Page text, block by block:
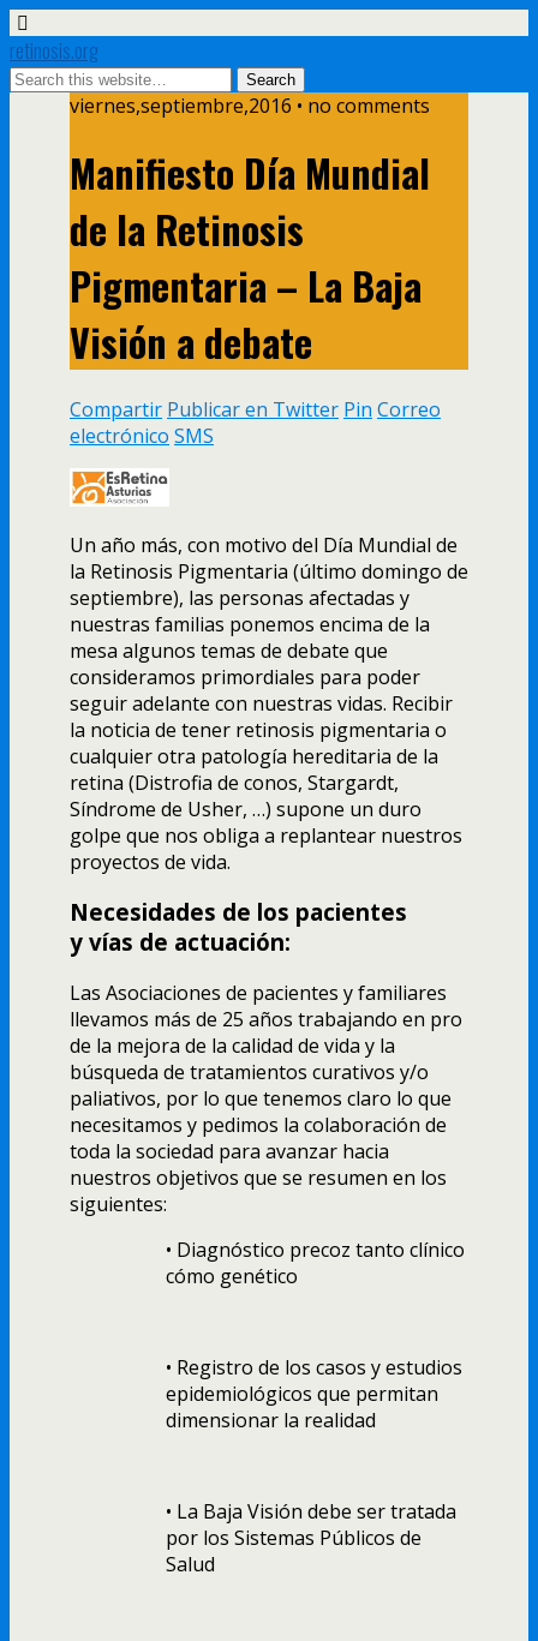
retinosis.org
viernes,septiembre,2016 • no comments
Manifiesto Día Mundial
de la Retinosis
Pigmentaria – La Baja
Visión a debate
Compartir Publicar en Twitter Pin Correo
electrónico SMS
Un año más, con motivo del Día Mundial de
la Retinosis Pigmentaria (último domingo de
septiembre), las personas afectadas y
nuestras familias ponemos encima de la
mesa algunos temas de debate que
consideramos primordiales para poder
seguir adelante con nuestras vidas. Recibir
la noticia de tener retinosis pigmentaria o
cualquier otra patología hereditaria de la
retina (Distrofia de conos, Stargardt,
Síndrome de Usher, …) supone un duro
golpe que nos obliga a replantear nuestros
proyectos de vida.
Necesidades de los pacientes
y vías de actuación:
Las Asociaciones de pacientes y familiares
llevamos más de 25 años trabajando en pro
de la mejora de la calidad de vida y la
búsqueda de tratamientos curativos y/o
paliativos, por lo que tenemos claro lo que
necesitamos y pedimos la colaboración de
toda la sociedad para avanzar hacia
nuestros objetivos que se resumen en los
siguientes:
• Diagnóstico precoz tanto clínico
cómo genético
• Registro de los casos y estudios
epidemiológicos que permitan
dimensionar la realidad
• La Baja Visión debe ser tratada
por los Sistemas Públicos de
Salud